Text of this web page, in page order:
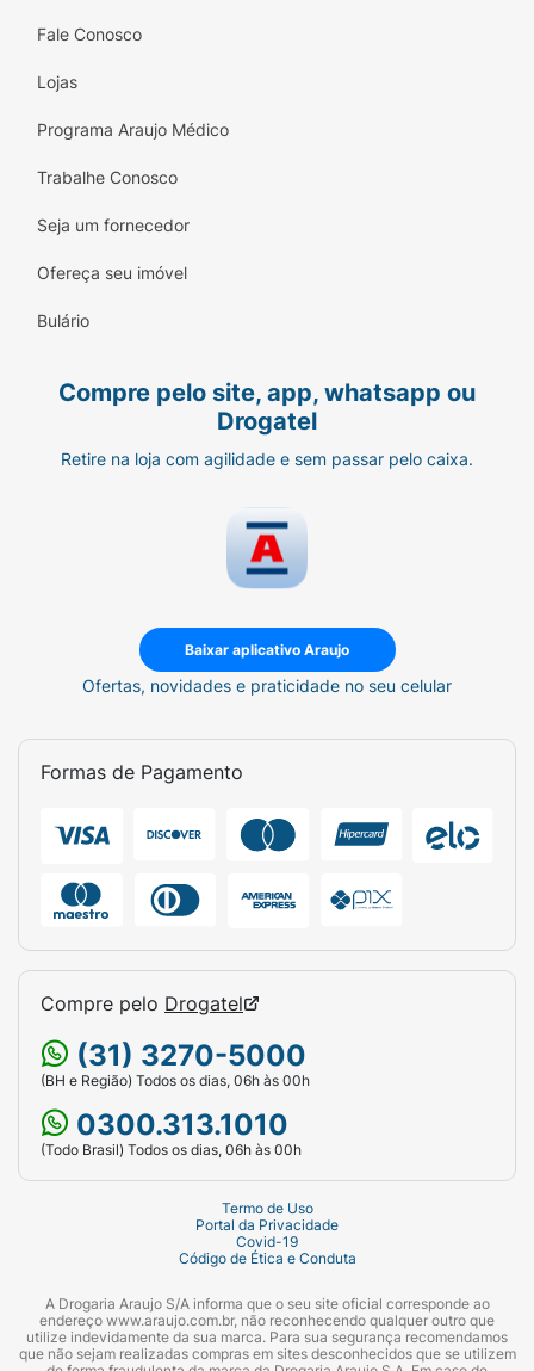
Fale Conosco
Lojas
Programa Araujo Médico
Trabalhe Conosco
Seja um fornecedor
Ofereça seu imóvel
Bulário
Compre pelo site, app, whatsapp ou
Drogatel
Retire na loja com agilidade e sem passar pelo caixa.
Baixar aplicativo Araujo
Ofertas, novidades e praticidade no seu celular
Formas de Pagamento
Compre pelo Drogatel
(31) 3270-5000
(BH e Região) Todos os dias, 06h às 00h
0300.313.1010
(Todo Brasil) Todos os dias, 06h às 00h
Termo de Uso
Portal da Privacidade
Covid-19
Código de Ética e Conduta
A Drogaria Araujo S/A informa que o seu site oficial corresponde ao
endereço www.araujo.com.br, não reconhecendo qualquer outro que
utilize indevidamente da sua marca. Para sua segurança recomendamos
que não sejam realizadas compras em sites desconhecidos que se utilizem